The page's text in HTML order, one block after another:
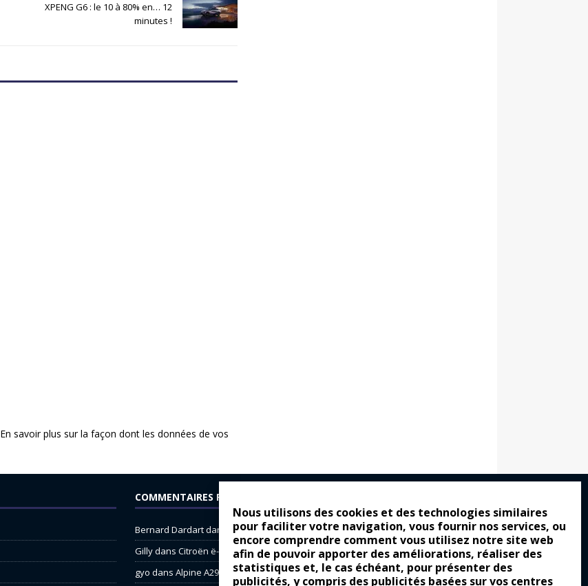
Nous utilisons des cookies et des technologies similaires
pour faciliter votre navigation, vous fournir nos services, ou
encore comprendre comment vous utilisez notre site web
afin de pouvoir apporter des améliorations, réaliser des
statistiques et, le cas échéant, pour présenter des
publicités, y compris des publicités basées sur vos centres
XPENG G6 : le 10 à 80% en… 12
minutes !
En savoir plus sur la façon dont les données de vos
COMMENTAIRES RÉCENTS
Bernard Dardartdans
Dacia Sandero : pour les gens vrais
Gillydans Citroën ë-C3 : la révolution a commencé
gyo dans Alpine A290 : L’irrésistible attraction de la légèreté